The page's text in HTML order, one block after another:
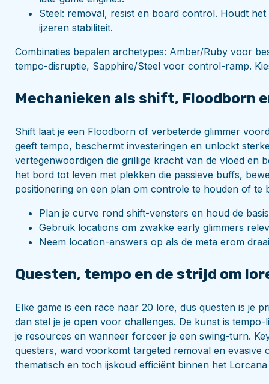
Steel: removal, resist en board control. Houdt
ijzeren stabiliteit.
Combinaties bepalen archetypes: Amber/Ruby voor
tempo-disruptie, Sapphire/Steel voor control-ramp.
Mechanieken als shift, Floodborn
Shift laat je een Floodborn of verbeterde glimmer
geeft tempo, beschermt investeringen en unlockt
vertegenwoordigen die grillige kracht van de vloed en
het bord tot leven met plekken die passieve buffs,
positionering en een plan om controle te houden of te
Plan je curve rond shift-vensters en houd de
Gebruik locations om zwakke early glimmers
Neem location-answers op als de meta erom
Questen, tempo en de strijd om
Elke game is een race naar 20 lore, dus questen is je
dan stel je je open voor challenges. De kunst is
je resources en wanneer forceer je een swing-turn.
questers, ward voorkomt targeted removal en evasive
thematisch en toch ijskoud efficiënt binnen het